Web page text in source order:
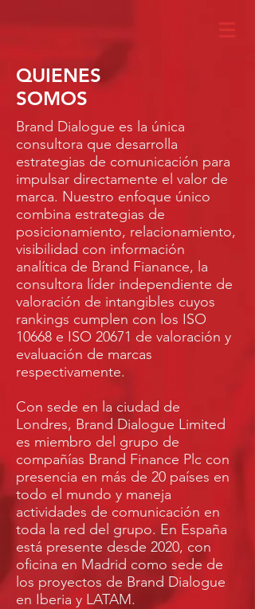
QUIENES
SOMOS
Brand Dialogue es la única
consultora que desarrolla
estrategias de comunicación para
impulsar directamente el valor de
marca. Nuestro enfoque único
combina estrategias de
posicionamiento, relacionamiento,
visibilidad con información
analítica de Brand Fianance, la
consultora líder independiente de
valoración de intangibles cuyos
rankings cumplen con los ISO
10668 e ISO 20671 de valoración y
evaluación de marcas
respectivamente.
Con sede en la ciudad de
Londres, Brand Dialogue Limited
es miembro del grupo de
compañías Brand Finance Plc con
presencia en más de 20 países en
todo el mundo y maneja
actividades de comunicación en
toda la red del grupo. En España
está presente desde 2020, con
oficina en Madrid como sede de
los proyectos de Brand Dialogue
en Iberia y LATAM.